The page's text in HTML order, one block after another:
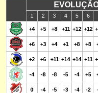
1 2 3 4 5 6
+4 +5 +8 +11 +12 +12
+6 +3 +4 +1 +8 +8
+2 +6 +11 +14 +14 +11
-4 -8 -8 -5 -4 +5
0 -4 -5 -3 -4 -2